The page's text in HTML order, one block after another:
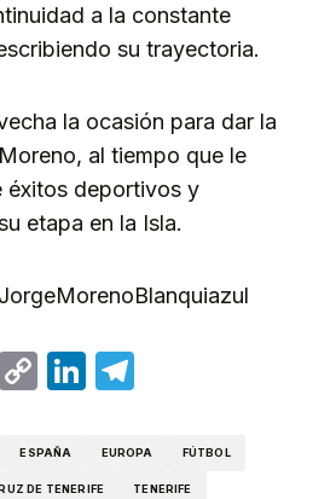
a la constante
su trayectoria.
la ocasión para dar la
al tiempo que le
éxitos deportivos y
etapa en la Isla.
X
CopyLinkedIn
ESPAÑA EUROPA FÚTBOL
DE TENERIFE TENERIFE